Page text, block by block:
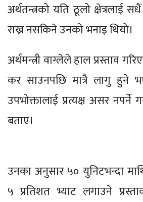
अर्थतन्त्रको यति ठूलो क्षेत्रलाई
राख्न नसकिने उनको भनाइ थियो।
अर्थमन्त्री वाग्लेले हाल प्रस्ताव
कर साउनपछि मात्रै लागु हुने
उपभोक्तालाई प्रत्यक्ष असर नपर्ने
बताए।
उनका अनुसार ५० युनिटभन्दा
५ प्रतिशत भ्याट लगाउने